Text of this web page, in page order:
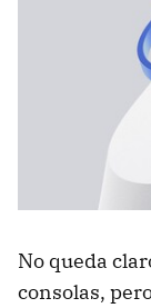
No queda
consolas,